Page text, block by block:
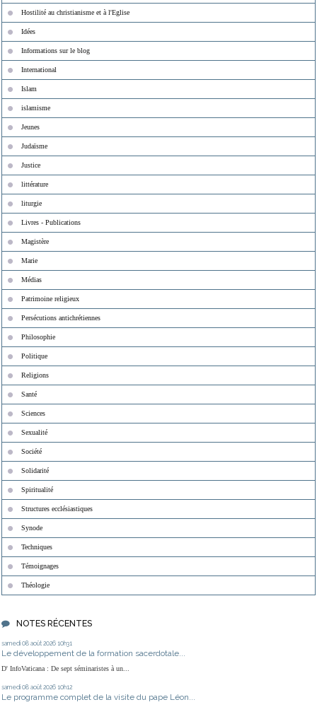
Hostilité au christianisme et à l'Eglise
Idées
Informations sur le blog
International
Islam
islamisme
Jeunes
Judaïsme
Justice
littérature
liturgie
Livres - Publications
Magistère
Marie
Médias
Patrimoine religieux
Persécutions antichrétiennes
Philosophie
Politique
Religions
Santé
Sciences
Sexualité
Société
Solidarité
Spiritualité
Structures ecclésiastiques
Synode
Techniques
Témoignages
Théologie
NOTES RÉCENTES
samedi 08 août 2026 10h31
Le développement de la formation sacerdotale...
D' InfoVaticana : De sept séminaristes à un...
samedi 08 août 2026 10h12
Le programme complet de la visite du pape Léon...